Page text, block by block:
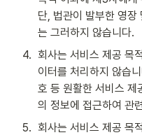
단, 법관이 발부한 영장
는 그러하지 않습니다.
4. 회사는 서비스 제공 목
이터를 처리하지 않습
호 등 원활한 서비스 제
의 정보에 접근하여 관
5. 회사는 서비스 제공 목